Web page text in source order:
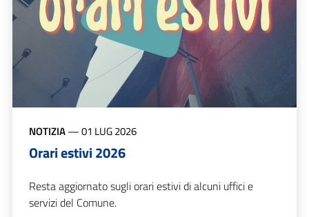
NOTIZIA—01 LUG 2026
Orari estivi 2026
Resta aggiornato sugli orari estivi di alcuni uffici e
servizi del Comune.